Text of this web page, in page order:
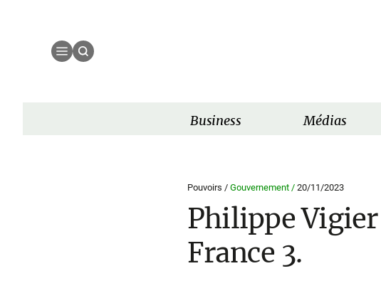
Business Médias
Pouvoirs / Gouvernement / 20/11/2023
Philippe Vigier
France 3.